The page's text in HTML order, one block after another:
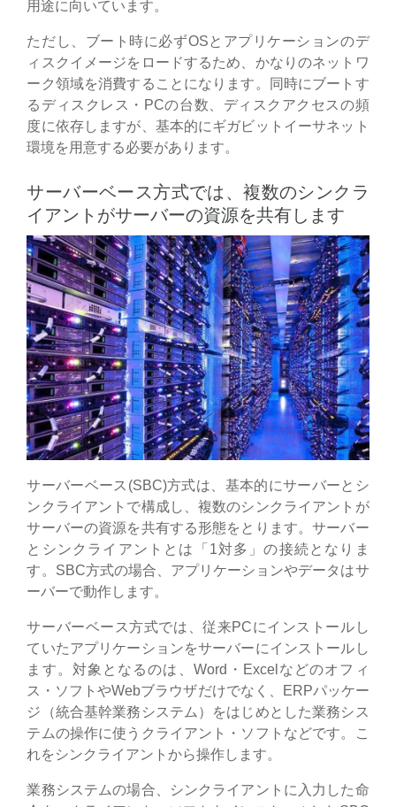
用途に向いています。
ただし、ブート時に必ずOSとアプリケーションのデ
ィスクイメージをロードするため、かなりのネットワ
ーク領域を消費することになります。同時にブートす
るディスクレス・PCの台数、ディスクアクセスの頻
度に依存しますが、基本的にギガビットイーサネット
環境を用意する必要があります。
サーバーベース方式では、複数のシンクラ
イアントがサーバーの資源を共有します
サーバーベース(SBC)方式は、基本的にサーバーとシ
ンクライアントで構成し、複数のシンクライアントが
サーバーの資源を共有する形態をとります。サーバー
とシンクライアントとは「1対多」の接続となりま
す。SBC方式の場合、アプリケーションやデータはサ
ーバーで動作します。
サーバーベース方式では、従来PCにインストールし
ていたアプリケーションをサーバーにインストールし
ます。対象となるのは、Word・Excelなどのオフィ
ス・ソフトやWebブラウザだけでなく、ERPパッケー
ジ（統合基幹業務システム）をはじめとした業務シス
テムの操作に使うクライアント・ソフトなどです。こ
れをシンクライアントから操作します。
業務システムの場合、シンクライアントに入力した命